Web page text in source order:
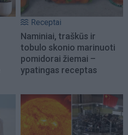
Receptai
Naminiai, traškūs ir
tobulo skonio marinuoti
pomidorai žiemai –
ypatingas receptas